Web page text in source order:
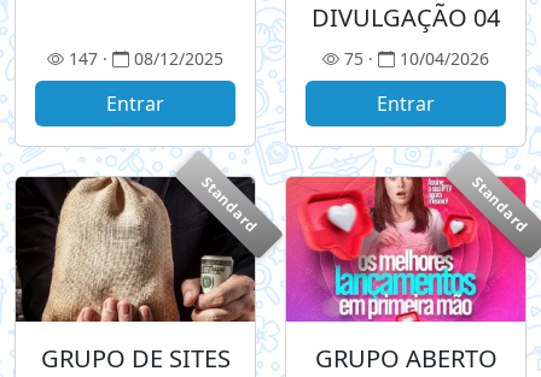
147 · 08/12/2025
Entrar
DIVULGAÇÃO 04
75 · 10/04/2026
Entrar
Standard
GRUPO DE SITES
Standard
GRUPO ABERTO